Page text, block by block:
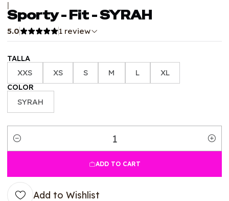
|
Sporty - Fit - SYRAH
5.0 1 review
TALLA
XXS XS S M L XL
COLOR
SYRAH
Quantity
ADD TO CART
Add to Wishlist